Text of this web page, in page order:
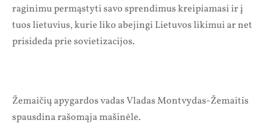
raginimu permąstyti savo sprendimus kreipiamasi ir į
tuos lietuvius, kurie liko abejingi Lietuvos likimui ar net
prisideda prie sovietizacijos.
Žemaičių apygardos vadas Vladas Montvydas-Žemaitis
spausdina rašomąja mašinėle.